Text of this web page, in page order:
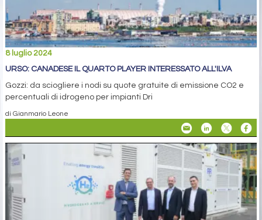
8 luglio 2024
URSO: CANADESE IL QUARTO PLAYER INTERESSATO ALL'ILVA
Gozzi: da sciogliere i nodi su quote gratuite di emissione CO2 e
percentuali di idrogeno per impianti Dri
di Gianmario Leone